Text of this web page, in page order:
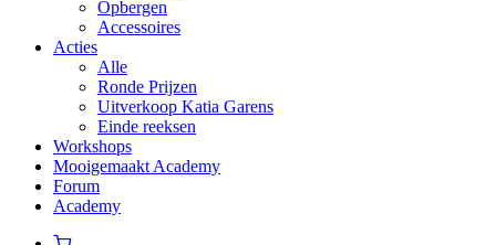
Opbergen
Accessoires
Acties
Alle
Ronde Prijzen
Uitverkoop Katia Garens
Einde reeksen
Workshops
Mooigemaakt Academy
Forum
Academy